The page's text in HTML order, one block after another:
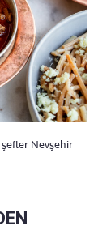
şefler Nevşehir